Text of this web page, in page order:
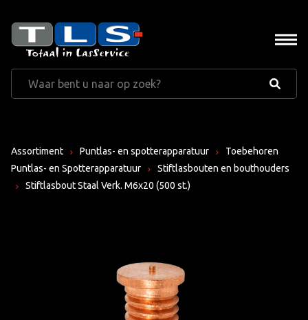
Assortiment Puntlas- en spotterapparatuur
Toebehoren
Puntlas- en Spotterapparatuur
Stiftlasbouten en bouthouders
Stiftlasbout Staal Verk. M6x20 (500 st.)